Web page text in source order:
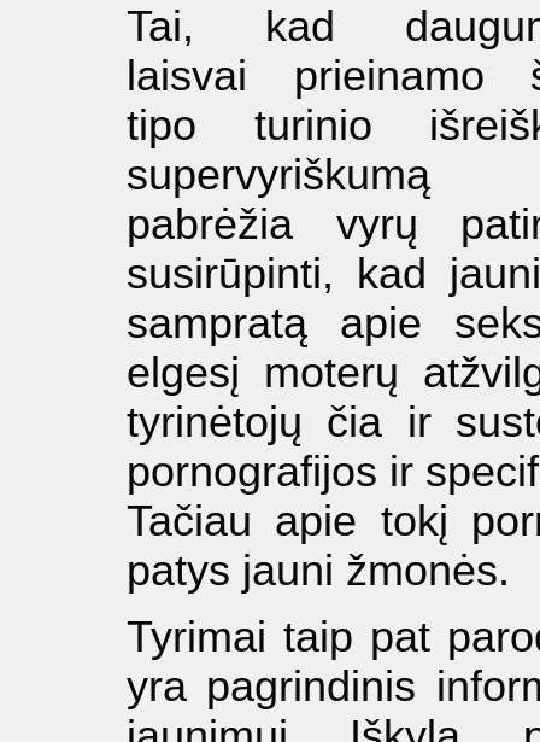
Tai, kad
laisvai prieinamo
tipo turinio
pabrėžia vyrų
susirūpinti, kad
sampratą apie
elgesį moterų
tyrinėtojų čia ir
pornografijos ir
Tačiau apie tokį
patys jauni žmonės.
Tyrimai taip pat
yra pagrindinis